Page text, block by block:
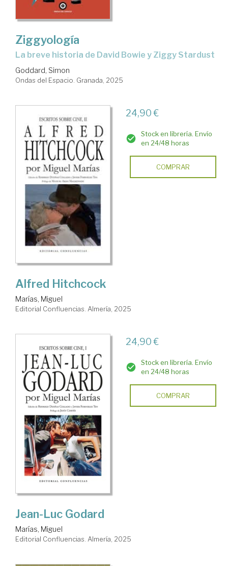
Ziggyología
La breve historia de David Bowie y Ziggy Stardust
Goddard, Simon
Ondas del Espacio. Granada, 2025
24,90 €
Stock en librería. Envío
en 24/48 horas
COMPRAR
Alfred Hitchcock
Marías, Miguel
Editorial Confluencias. Almería, 2025
24,90 €
Stock en librería. Envío
en 24/48 horas
COMPRAR
Jean-Luc Godard
Marías, Miguel
Editorial Confluencias. Almería, 2025